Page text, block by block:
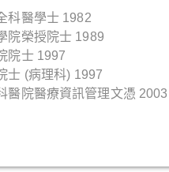
科醫學士 1982
院榮授院士 1989
院士 1997
士 (病理科) 1997
醫院醫療資訊管理文憑 2003